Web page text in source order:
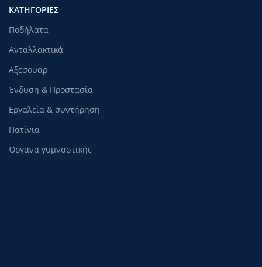
ΚΑΤΗΓΟΡΊΕΣ
Ποδήλατα
Ανταλλακτικά
Αξεσουάρ
Ένδυση & Προστασία
Εργαλεία & συντήρηση
Πατίνια
Όργανα γυμναστικής